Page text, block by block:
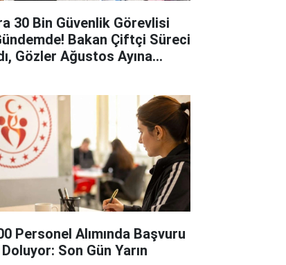
30 Bin Güvenlik Görevlisi
Bakan Çiftçi Süreci
Gözler Ağustos Ayına
Personel Alımında Başvuru
Son Gün Yarın